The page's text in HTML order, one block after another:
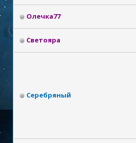
Олечка77
Светояра
Серебряный